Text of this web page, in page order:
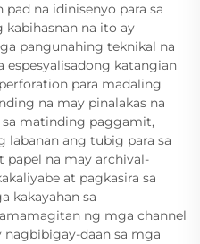
na idinisenyo para sa
kabihasnan na ito ay
pangunahing teknikal na
katangian
para madaling
na may pinalakas na
matinding paggamit,
labanan ang tubig para sa
papel na may archival-
at pagkasira sa
kakayahan sa
ng mga channel
daan sa mga